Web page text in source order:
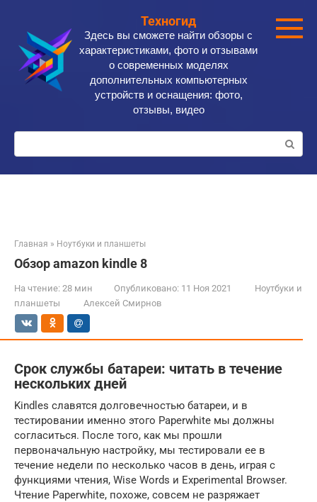
контенту
Техногид
Здесь вы сможете найти обзоры с
характеристиками, фото и отзывами
о современных моделях
дополнительных компьютерных
устройств и оснащения: фото,
отзывы, видео
Поиск:
Главная » Ноутбуки и планшеты
Обзор amazon kindle 8
На чтение: 28 мин Опубликовано: 11 Ноя 2021
Ноутбуки и
планшеты
Алексей Смирнов
Срок службы батареи: читать в течение
нескольких дней
Kindles славятся долговечностью батареи, и в
тестировании именно этого Paperwhite мы должны
согласиться. После того, как мы прошли
первоначальную настройку, мы тестировали ее в
течение недели по несколько часов в день, играя с
функциями чтения, Wise Words и Experimental Browser.
Чтение Paperwhite, похоже, совсем не разряжает